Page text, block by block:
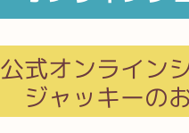
公式オンライン
ジャッキーの